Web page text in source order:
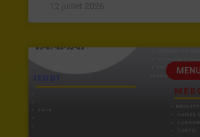
12 juillet 2026